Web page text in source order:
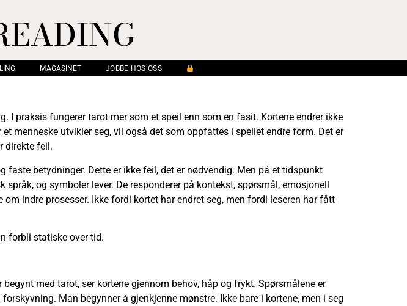
MAGASINET JOBBE HOS OSS
praksis fungerer tarot mer som et speil enn som en fasit. Kortene endrer ikke
menneske utvikler seg, vil også det som oppfattes i speilet endre form. Det er
direkte feil.
betydninger. Dette er ikke feil, det er nødvendig. Men på et tidspunkt
og symboler lever. De responderer på kontekst, spørsmål, emosjonell
indre prosesser. Ikke fordi kortet har endret seg, men fordi leseren har fått
forbli statiske over tid.
med tarot, ser kortene gjennom behov, håp og frykt. Spørsmålene er
Man begynner å gjenkjenne mønstre. Ikke bare i kortene, men i seg